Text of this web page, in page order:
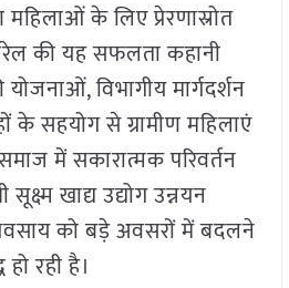
के लिए प्रेरणास्रोत
की यह सफलता कहानी
विभागीय मार्गदर्शन
के सहयोग से ग्रामीण महिलाएं
में सकारात्मक परिवर्तन
सूक्ष्म खाद्य उद्योग उन्नयन
को बड़े अवसरों में बदलने
रही है।